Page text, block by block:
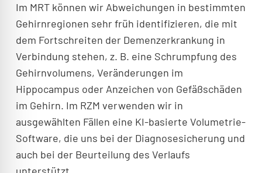
Im MRT können wir Abweichungen in bestimmten
Gehirnregionen sehr früh identifizieren, die mit
dem Fortschreiten der Demenzerkrankung in
Verbindung stehen, z. B. eine Schrumpfung des
Gehirnvolumens, Veränderungen im
Hippocampus oder Anzeichen von Gefäßschäden
im Gehirn. Im RZM verwenden wir in
ausgewählten Fällen eine KI-basierte Volumetrie-
Software, die uns bei der Diagnosesicherung und
auch bei der Beurteilung des Verlaufs